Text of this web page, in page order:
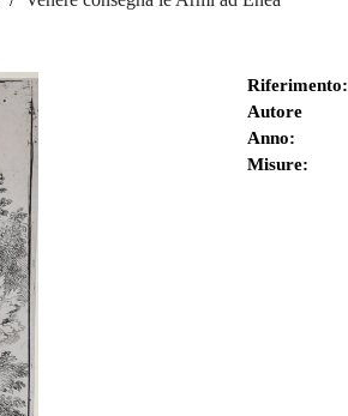
Riferimento:
Autore
Anno:
Misure: